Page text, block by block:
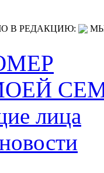
В РЕДАКЦИЮ:
лица